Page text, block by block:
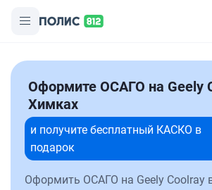
Оформите ОСАГО на Geely
Химках
и получите бесплатный КАСКО в
подарок
Оформить ОСАГО на Geely Coolray